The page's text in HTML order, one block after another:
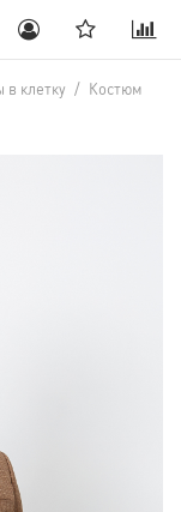
клетку / Костюм